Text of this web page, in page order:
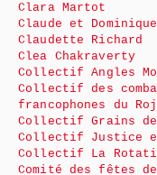
Clara Martot
Claude et Dominique
Claudette Richard
Clea Chakraverty
Collectif Angles
Collectif des
francophones du
Collectif Grains
Collectif Justice
Collectif La
Comité des fêtes de